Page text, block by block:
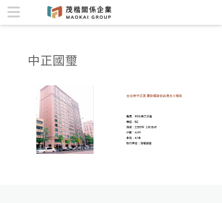
中正國璽 | 茂楷關係企業
中正國璽